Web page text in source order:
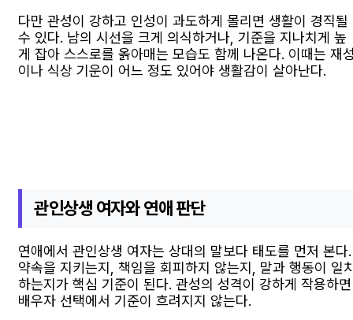
다만 관성이 강하고 인성이 과도하게 몰리면 생활이 경직될
수 있다. 남의 시선을 크게 의식하거나, 기준을 지나치게 높
게 잡아 스스로를 옭아매는 모습도 함께 나온다. 이때는 재
이나 식상 기운이 어느 정도 있어야 생활감이 살아난다.
관인상생 여자와 연애 판단
연애에서 관인상생 여자는 상대의 말보다 태도를 먼저 본다.
약속을 지키는지, 책임을 회피하지 않는지, 말과 행동이 일
하는지가 핵심 기준이 된다. 관성의 성격이 강하게 작용하면
배우자 선택에서 기준이 흐려지지 않는다.